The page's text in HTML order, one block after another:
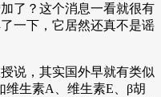
了？这个消息一看就很有
一下，它居然还真不是谣
说，其实国外早就有类似
维生素A、维生素E、β胡